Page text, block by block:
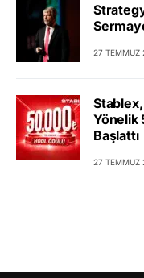
27 TEMMUZ
Yönelik
Başlattı
27 TEMMUZ